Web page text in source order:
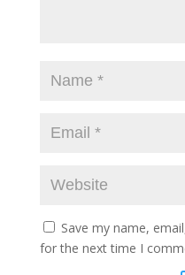
Save my name,
for the next time I